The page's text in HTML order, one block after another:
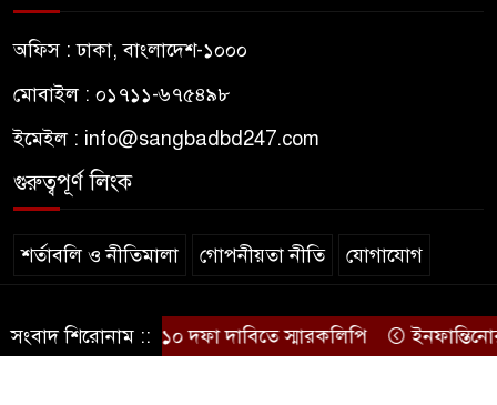
গেছে চোয়াল, কথা বলতে না পেরে
৭
ঢাকা আলিয়া মাদ্রাসায় শিবিরের
হিন্দু নারীর ঘর থেকে উলঙ্গ অবস্থায়
জুলাইয়ে শেখ হাসিনার পক্ষে মৌন
অফিস : ঢাকা, বাংলাদেশ-১০০০
মোবাইল : ০১৭১১-৬৭৫৪৯৮
ইমেইল : info@sangbadbd247.com
গুরুত্বপূর্ণ লিংক
শর্তাবলি ও নীতিমালা গোপনীয়তা নীতি যোগাযোগ
© sangbadbd247
.
সংবাদ শিরোনাম ::
মানববন্ধন ও ১০ দফা দাবিতে স্মারকলিপি ইনফান্তিনোর